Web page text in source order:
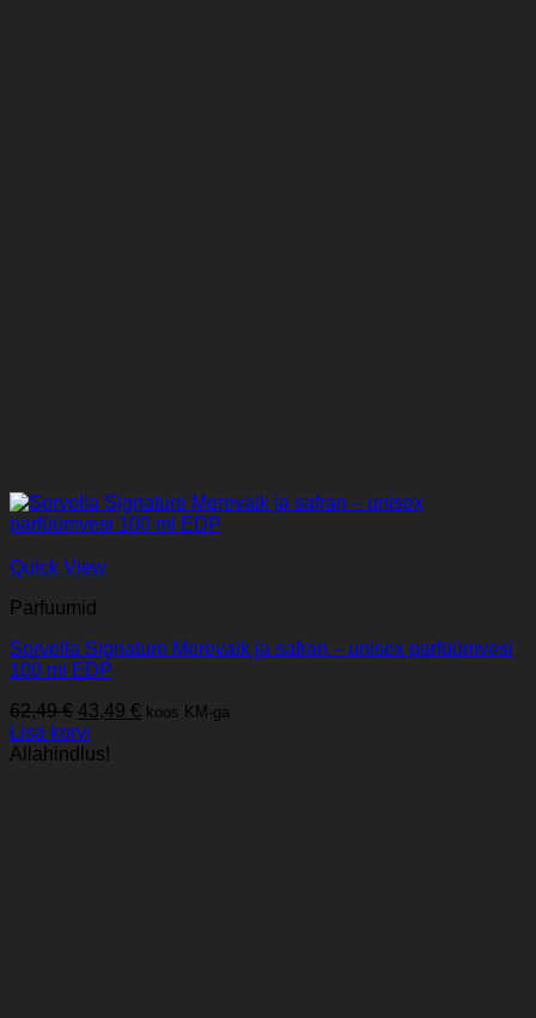
Quick View
Parfuumid
Sorvella Signature Merevaik ja safran – unisex parfüümvesi
100 ml EDP
62,49€ Algne
hind
oli:
43,49 € Praegune
koos KM-ga
Lisa korvi
Allahindlus!